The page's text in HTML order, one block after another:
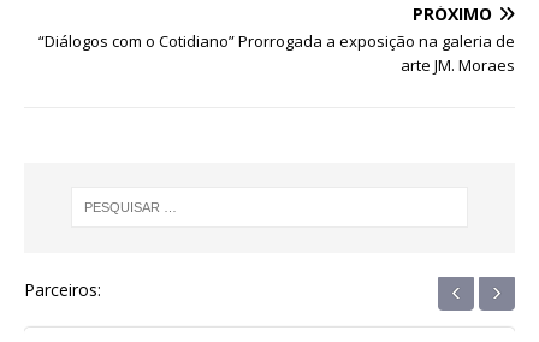
o p e
PRÓXIMO
“Diálogos com o Cotidiano” Prorrogada a exposição na galeria de
arte JM. Moraes
Parceiros: ‹ ›